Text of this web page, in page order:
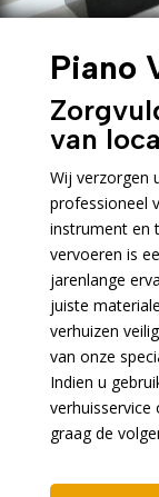
Piano
van
Wij verzorgen
professioneel
instrument en
vervoeren is
jarenlange
juiste
verhuizen
van onze
Indien u
graag de